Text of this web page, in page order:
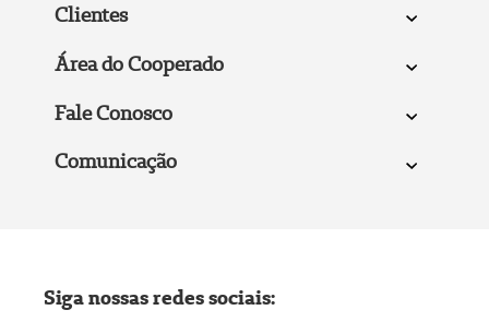
Clientes
Área do Cooperado
Fale Conosco
Comunicação
Siga nossas redes sociais: